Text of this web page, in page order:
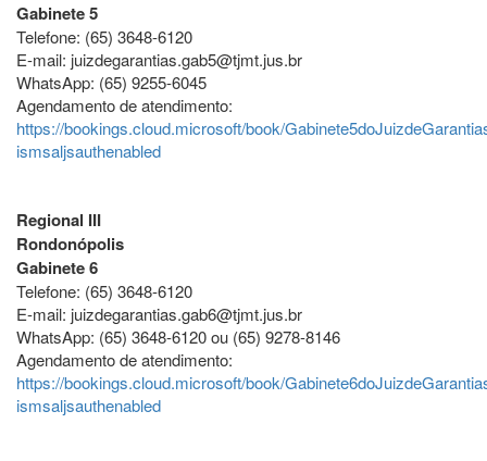
Gabinete 5
Telefone: (65) 3648-6120
E-mail: juizdegarantias.gab5@tjmt.jus.br
WhatsApp: (65) 9255-6045
Agendamento de atendimento:
https://bookings.cloud.microsoft/book/
ismsaljsauthenabled
Regional III
Rondonópolis
Gabinete 6
Telefone: (65) 3648-6120
E-mail: juizdegarantias.gab6@tjmt.jus.br
WhatsApp: (65) 3648-6120 ou (65) 9278-8146
Agendamento de atendimento:
https://bookings.cloud.microsoft/book/
ismsaljsauthenabled